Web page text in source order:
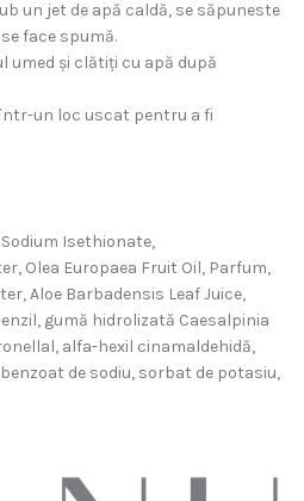
un jet de apă caldă, se săpuneste
face spumă.
umed și clătiți cu apă după
un loc uscat pentru a fi
Isethionate,
Olea Europaea Fruit Oil, Parfum,
Aloe Barbadensis Leaf Juice,
gumă hidrolizată Caesalpinia
alfa-hexil cinamaldehidă,
de sodiu, sorbat de potasiu,